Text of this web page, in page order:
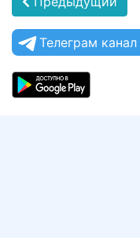
Телеграм канал